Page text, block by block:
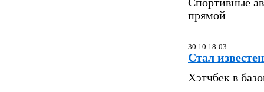
Спортивные
прямой
30.10 18:03
Стал
Хэтчбек в